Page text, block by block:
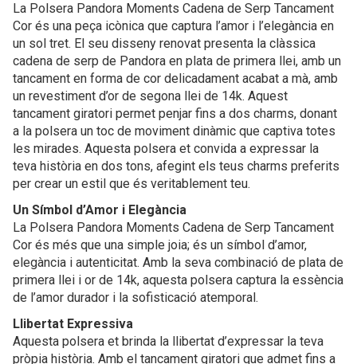
La Polsera Pandora Moments Cadena de Serp Tancament
Cor és una peça icònica que captura l’amor i l’elegància en
un sol tret. El seu disseny renovat presenta la clàssica
cadena de serp de Pandora en plata de primera llei, amb un
tancament en forma de cor delicadament acabat a mà, amb
un revestiment d’or de segona llei de 14k. Aquest
tancament giratori permet penjar fins a dos charms, donant
a la polsera un toc de moviment dinàmic que captiva totes
les mirades. Aquesta polsera et convida a expressar la
teva història en dos tons, afegint els teus charms preferits
per crear un estil que és veritablement teu.
Un Símbol d’Amor i Elegància
La Polsera Pandora Moments Cadena de Serp Tancament
Cor és més que una simple joia; és un símbol d’amor,
elegància i autenticitat. Amb la seva combinació de plata de
primera llei i or de 14k, aquesta polsera captura la essència
de l’amor durador i la sofisticació atemporal.
Llibertat Expressiva
Aquesta polsera et brinda la llibertat d’expressar la teva
pròpia història. Amb el tancament giratori que admet fins a